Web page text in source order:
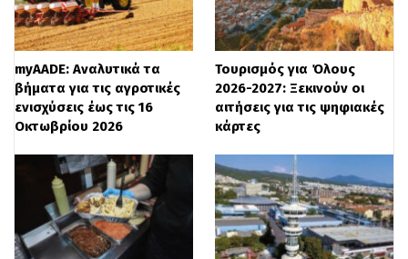
τρέχουσες καταβολές του 2021 και το
«ξεπάγωμα» των τραπεζικών δόσεων. Η
εξέλιξη αυτή είναι εξαιρετικά πιθανό να
δημιουργήσει νέα ληξιπρόθεσμα χρέη στο
Δημόσιο και στα ταμεία, καθώς και νέα
κόκκινα δάνεια.
Οι πιέσεις
myAADE: Αναλυτικά τα
βήματα για τις αγροτικές
ενισχύσεις έως τις 16
Οκτωβρίου 2026
Τουρισμός για Όλους
2026-2027: Ξεκινούν οι
αιτήσεις για τις ψηφιακές
κάρτες